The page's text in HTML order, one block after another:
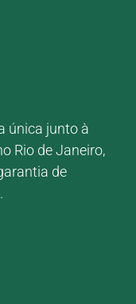
única junto à
Rio de Janeiro,
de